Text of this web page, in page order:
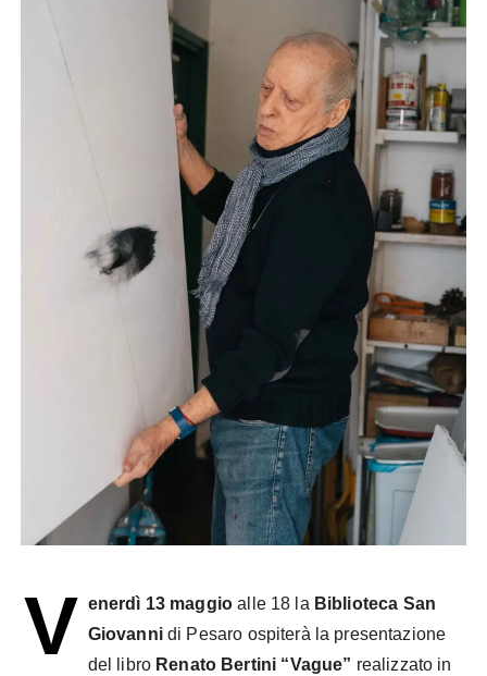
V enerdì 13 maggioalle 18 la Biblioteca San
Giovanni di Pesaro ospiterà la presentazione
del libro Renato Bertini “Vague” realizzato in